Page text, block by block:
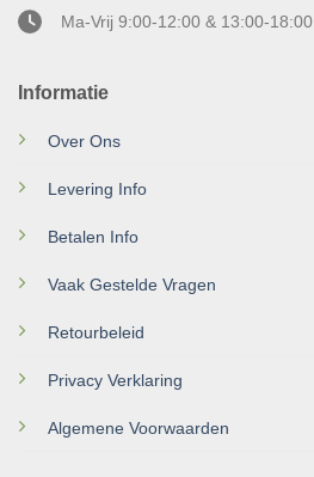
Informatie
Over Ons
Levering Info
Betalen Info
Vaak Gestelde Vragen
Retourbeleid
Privacy Verklaring
Algemene Voorwaarden
Ma-Vrij 9:00-12:00 & 13:00-18:00